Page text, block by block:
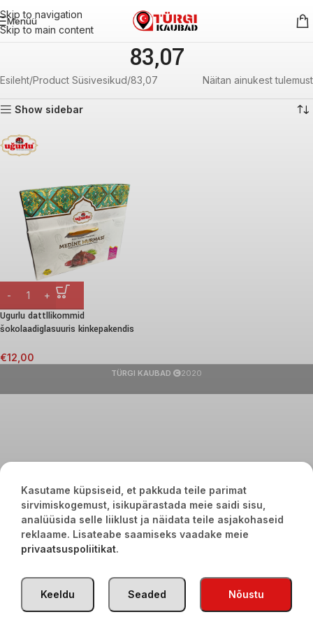
Skip to navigation
Skip to main content
Menüü
83,07
Esileht Product Süsivesikud 83,07 Näitan ainukest tulemust
Show sidebar
Ugurlu dattllikommid
šokolaadiglasuuris kinkepakendis
€12,00
TÜRGI KAUBAD 2020
Kasutame küpsiseid, et pakkuda teile parimat
sirvimiskogemust, isikupärastada meie saidi sisu,
analüüsida selle liiklust ja näidata teile asjakohaseid
reklaame. Lisateabe saamiseks vaadake meie
privaatsuspoliitikat.
Nõustu
Seaded
Keeldu